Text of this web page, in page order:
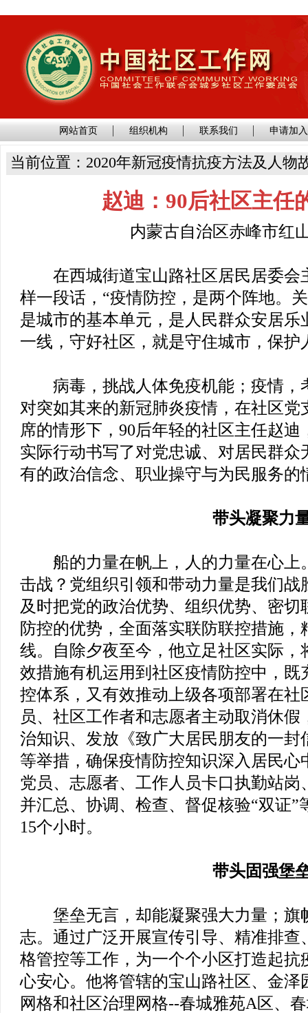
网站首页 组织机构 联系我们 申请加
当前位置：2020年新冠疫情抗疫方法及人物
赵迪：90后社区主任
内蒙古自治区赤峰市红
在西城街道宝山路社区居民居委会
样一段话，“疫情防控，是两个阵地。
是城市的基本单元，是人民群众安居
一线，守好社区，就是守住城市，保护
病毒，挑战人体免疫机能；疫情，
对突如其来的新冠肺炎疫情，在社区
席的情形下，90后年轻的社区主任赵
实际行动书写了对党忠诚、对居民群众
有的政治信念、职业操守与为民服务的
带头凝聚力
船的力量在帆上，人的力量在心上
击战？党组织引领和带动力量是我们
及时把党的政治优势、组织优势、密
防控的优势，全面落实联防联控措施
线。自除夕夜至今，他立足社区实际
效措施有机运用到社区疫情防控中，
控体系，又有效推动上级各项部署在社
员、社区工作者和志愿者主动取消休
治知识、发放《致广大居民朋友的一
等举措，确保疫情防控知识深入居民
党员、志愿者、工作人员卡口执勤站
并汇总、协调、检查、督促核验“双证”
15个小时。
带头固强堡
堡垒无言，却能凝聚强大力量；旗
志。通过广泛开展宣传引导、精准排
格管控等工作，为一个个小区打造起
心安心。他将管辖的宝山路社区、金泽
网格和社区治理网格--春城雅苑A区、